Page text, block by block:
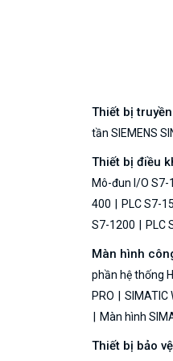
Thiết bị
tần SIEMENS
Thiết bị điều
Mô-đun I/O S7-
400
PLC S7-
S7-1200
PLC
Màn hình
phần hệ thống
PRO
SIMATIC
Màn hình
Thiết bị bảo